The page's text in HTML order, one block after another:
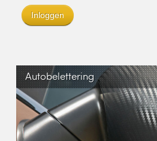
Inloggen
Autobelettering